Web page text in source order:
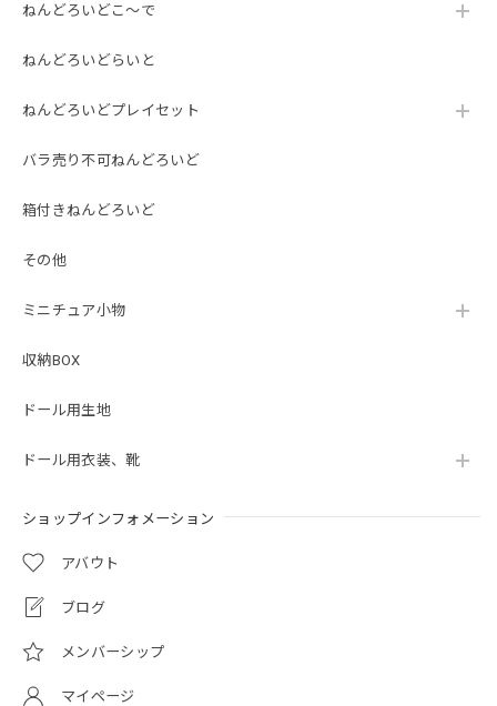
ねんどろいどこ～で
ねんどろいどらいと
ねんどろいどプレイセット
バラ売り不可ねんどろいど
箱付きねんどろいど
その他
ミニチュア小物
収納BOX
ドール用生地
ドール用衣装、靴
ショップインフォメーション
アバウト
ブログ
メンバーシップ
マイページ